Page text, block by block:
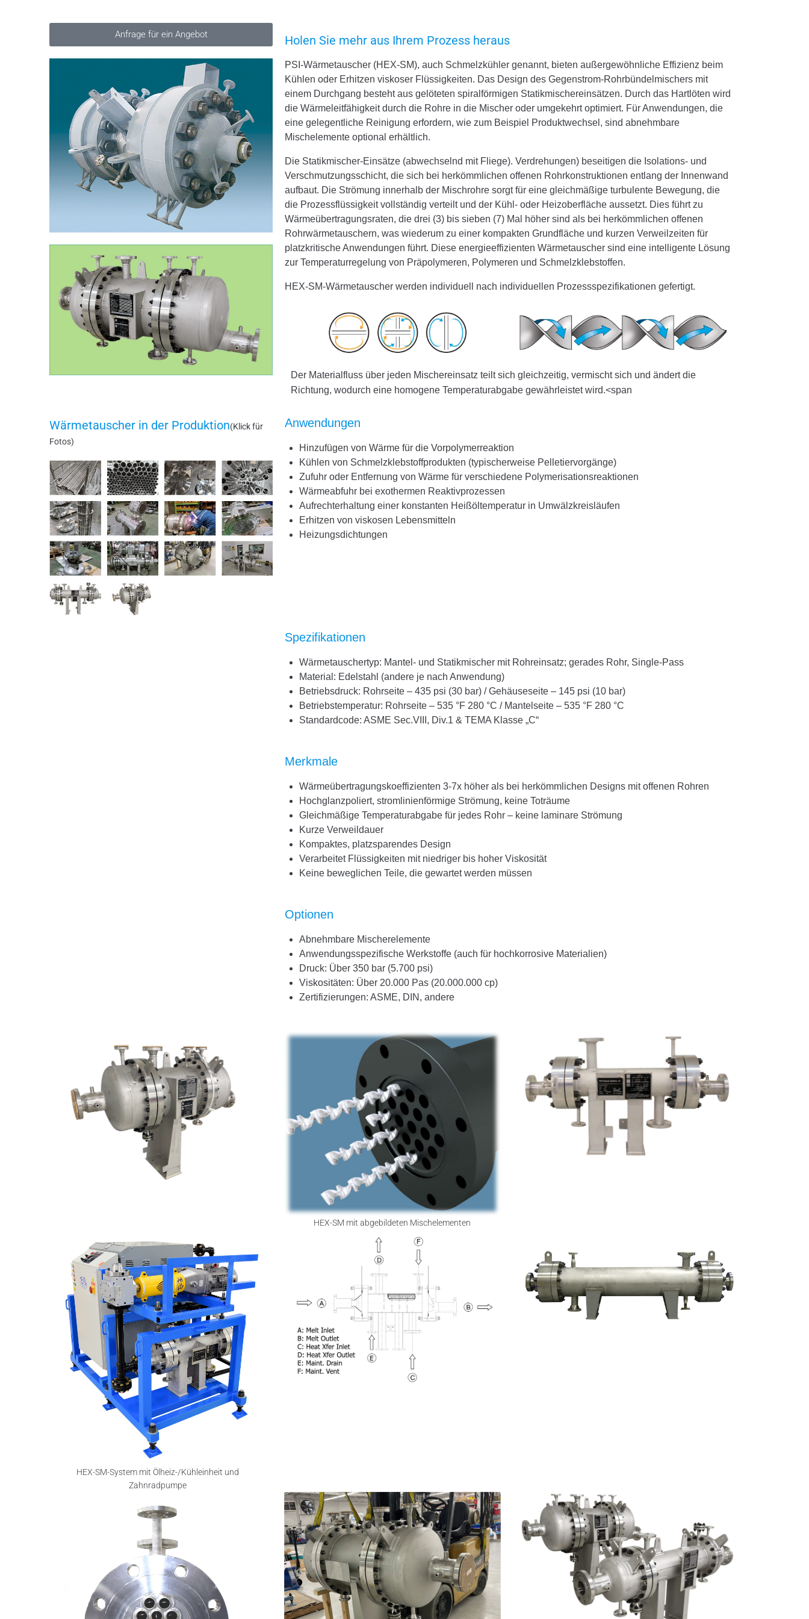
Anfrage für ein Angebot Holen Sie mehr aus Ihrem Prozess heraus
PSI-Wärmetauscher (HEX-SM), auch Schmelzkühler genannt, bieten außergewöhnliche Effizienz beim
Kühlen oder Erhitzen viskoser Flüssigkeiten. Das Design des Gegenstrom-Rohrbündelmischers mit
einem Durchgang besteht aus gelöteten spiralförmigen Statikmischereinsätzen. Durch das Hartlöten wird
die Wärmeleitfähigkeit durch die Rohre in die Mischer oder umgekehrt optimiert. Für Anwendungen, die
eine gelegentliche Reinigung erfordern, wie zum Beispiel Produktwechsel, sind abnehmbare
Mischelemente optional erhältlich.
Die Statikmischer-Einsätze (abwechselnd mit Fliege). Verdrehungen) beseitigen die Isolations- und
Verschmutzungsschicht, die sich bei herkömmlichen offenen Rohrkonstruktionen entlang der Innenwand
aufbaut. Die Strömung innerhalb der Mischrohre sorgt für eine gleichmäßige turbulente Bewegung, die
die Prozessflüssigkeit vollständig verteilt und der Kühl- oder Heizoberfläche aussetzt. Dies führt zu
Wärmeübertragungsraten, die drei (3) bis sieben (7) Mal höher sind als bei herkömmlichen offenen
Rohrwärmetauschern, was wiederum zu einer kompakten Grundfläche und kurzen Verweilzeiten für
platzkritische Anwendungen führt. Diese energieeffizienten Wärmetauscher sind eine intelligente Lösung
zur Temperaturregelung von Präpolymeren, Polymeren und Schmelzklebstoffen.
HEX-SM-Wärmetauscher werden individuell nach individuellen Prozessspezifikationen gefertigt.
Der Materialfluss über jeden Mischereinsatz teilt sich gleichzeitig, vermischt sich und ändert die
Richtung, wodurch eine homogene Temperaturabgabe gewährleistet wird.<span
Wärmetauscher in der Produktion(Klick für
Fotos)
Anwendungen
Hinzufügen von Wärme für die Vorpolymerreaktion
Kühlen von Schmelzklebstoffprodukten (typischerweise Pelletiervorgänge)
Zufuhr oder Entfernung von Wärme für verschiedene Polymerisationsreaktionen
Wärmeabfuhr bei exothermen Reaktivprozessen
Aufrechterhaltung einer konstanten Heißöltemperatur in Umwälzkreisläufen
Erhitzen von viskosen Lebensmitteln
Heizungsdichtungen
Spezifikationen
Wärmetauschertyp: Mantel- und Statikmischer mit Rohreinsatz; gerades Rohr, Single-Pass
Material: Edelstahl (andere je nach Anwendung)
Betriebsdruck: Rohrseite – 435 psi (30 bar) / Gehäuseseite – 145 psi (10 bar)
Betriebstemperatur: Rohrseite – 535 °F 280 °C / Mantelseite – 535 °F 280 °C
Standardcode: ASME Sec.VIII, Div.1 & TEMA Klasse „C“
Merkmale
Wärmeübertragungskoeffizienten 3-7x höher als bei herkömmlichen Designs mit offenen Rohren
Hochglanzpoliert, stromlinienförmige Strömung, keine Toträume
Gleichmäßige Temperaturabgabe für jedes Rohr – keine laminare Strömung
Kurze Verweildauer
Kompaktes, platzsparendes Design
Verarbeitet Flüssigkeiten mit niedriger bis hoher Viskosität
Keine beweglichen Teile, die gewartet werden müssen
Optionen
Abnehmbare Mischerelemente
Anwendungsspezifische Werkstoffe (auch für hochkorrosive Materialien)
Druck: Über 350 bar (5.700 psi)
Viskositäten: Über 20.000 Pas (20.000.000 cp)
Zertifizierungen: ASME, DIN, andere
HEX-SM mit abgebildeten Mischelementen
HEX-SM-System mit Ölheiz-/Kühleinheit und
Zahnradpumpe